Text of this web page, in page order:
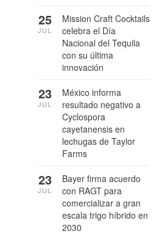
Mission Craft Cocktails
celebra el Día
Nacional del Tequila
con su última
innovación
25
JUL
México informa
resultado negativo a
Cyclospora
cayetanensis en
lechugas de Taylor
Farms
23
JUL
Bayer firma acuerdo
con RAGT para
comercializar a gran
escala trigo híbrido en
2030
23
JUL